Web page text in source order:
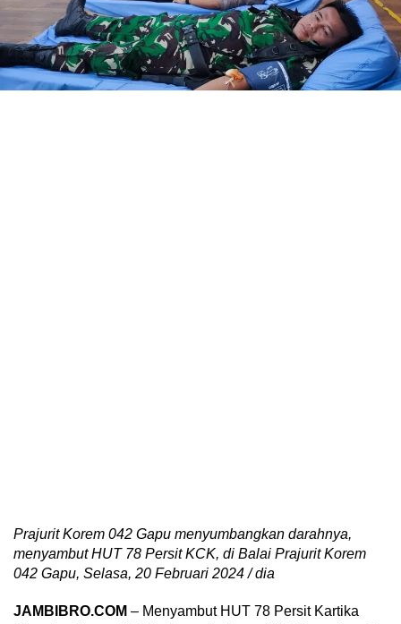
Prajurit Korem 042 Gapu menyumbangkan darahnya,
menyambut HUT 78 Persit KCK, di Balai Prajurit Korem
042 Gapu, Selasa, 20 Februari 2024 / dia
JAMBIBRO.COM – Menyambut HUT 78 Persit Kartika